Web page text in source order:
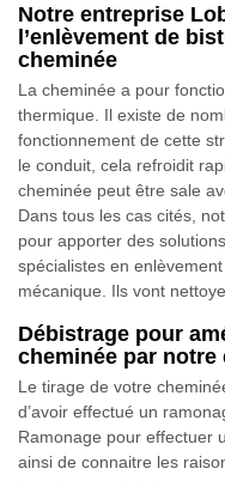
Notre entreprise
l’enlèvement de
cheminée
La cheminée a pour
thermique. Il existe de
fonctionnement de cette
le conduit, cela refroidit
cheminée peut être sale
Dans tous les cas cités,
pour apporter des
spécialistes en
mécanique. Ils vont
Débistrage pour
cheminée par
Le tirage de votre
d’avoir effectué un
Ramonage pour effectuer
ainsi de connaitre les